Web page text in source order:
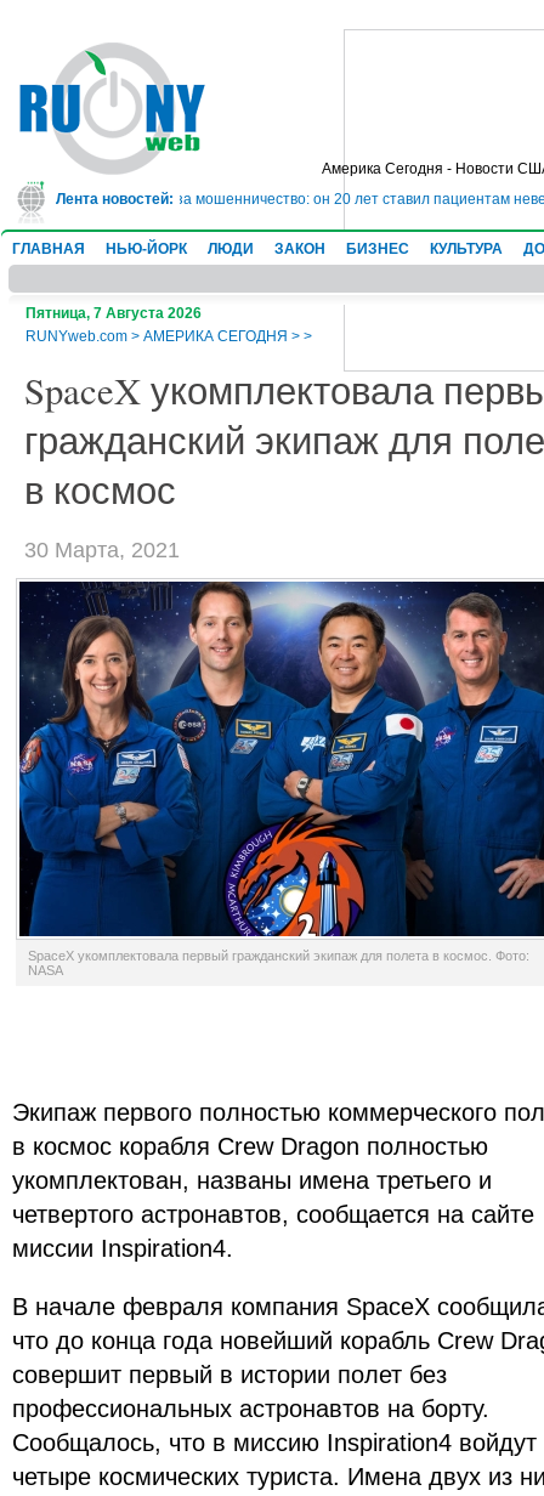
Америка Сегодня - Новости
Лента новостей:
в тюрьму на 10 лет за мошенничество: он 20 лет ставил пациентам
ГЛАВНАЯ НЬЮ-ЙОРК ЛЮДИ ЗАКОН БИЗНЕС КУЛЬТУРА
Пятница, 7 Августа 2026
RUNYweb.com > АМЕРИКА СЕГОДНЯ > >
SpaceX укомплектовала
гражданский экипаж для
в космос
30 Марта, 2021
SpaceX укомплектовала первый гражданский экипаж для полета в космос. Фото:
NASA
Экипаж первого полностью коммерческого
в космос корабля Crew Dragon полностью
укомплектован, названы имена третьего и
четвертого астронавтов, сообщается на сайте
миссии Inspiration4.
В начале февраля компания SpaceX
что до конца года новейший корабль Crew
совершит первый в истории полет без
профессиональных астронавтов на борту.
Сообщалось, что в миссию Inspiration4 войдут
четыре космических туриста. Имена двух из